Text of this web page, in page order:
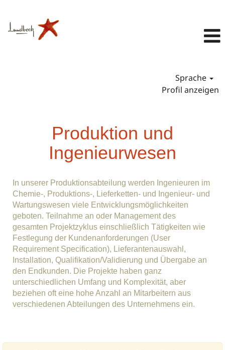
Sprache
Profil anzeigen
Produktion und
Ingenieurwesen
In unserer Produktionsabteilung werden Ingenieuren im
Chemie-, Produktions-, Lieferketten- und Ingenieur- und
Wartungswesen viele Entwicklungsmöglichkeiten
geboten. Teilnahme an oder Management des
gesamten Projektzyklus einschließlich Tätigkeiten wie
Festlegung der Kundenanforderungen (User
Requirement Specification), Lieferantenauswahl,
Installation, Qualifikation/Validierung und Übergabe an
den Endkunden. Die Projekte haben ganz
unterschiedlichen Umfang und Komplexität, aber
beziehen oft eine hohe Anzahl an Mitarbeitern aus
verschiedenen Abteilungen des Unternehmens ein.